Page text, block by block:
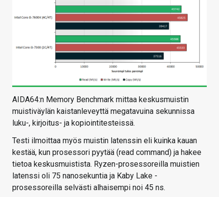
AIDA64:n Memory Benchmark mittaa keskusmuistin
muistiväylän kaistanleveyttä megatavuina sekunnissa
luku-, kirjoitus- ja kopiointitesteissä.
Testi ilmoittaa myös muistin latenssin eli kuinka kauan
kestää, kun prosessori pyytää (read command) ja hakee
tietoa keskusmuistista. Ryzen-prosessoreilla muistien
latenssi oli 75 nanosekuntia ja Kaby Lake -
prosessoreilla selvästi alhaisempi noi 45 ns.